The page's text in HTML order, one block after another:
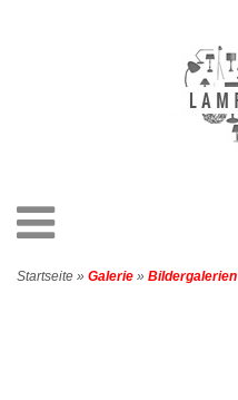
Startseite » Galerie » Bildergalerien